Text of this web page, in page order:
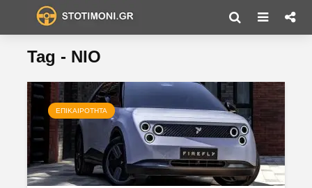
Tag - NIO
ΕΠΙΚΑΙΡΌΤΗΤΑ